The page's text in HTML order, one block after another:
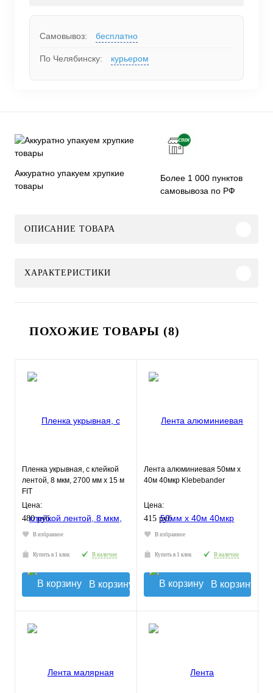
Самовывоз: бесплатно
По Челябинску: курьером
Аккуратно упакуем хрупкие
товары
Более 1 000 пунктов
самовывоза по РФ
ОПИСАНИЕ ТОВАРА
ХАРАКТЕРИСТИКИ
ПОХОЖИЕ ТОВАРЫ (8)
Пленка укрывная, с клейкой
лентой, 8 мкм, 2700 мм х 15 м
FIT
Цена:
480 руб.
В избранное
Купить в 1 клик В наличии
В корзину
Лента алюминиевая 50мм х
40м 40мкр Klebebander
Цена:
415 руб.
В избранное
Купить в 1 клик В наличии
В корзину